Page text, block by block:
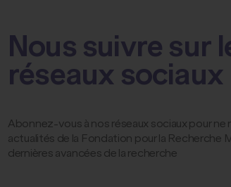
Nous suivre sur
réseaux sociaux
Abonnez-vous à nos réseaux sociaux pour ne
actualités de la Fondation pour la Recherche
dernières avancées de la recherche